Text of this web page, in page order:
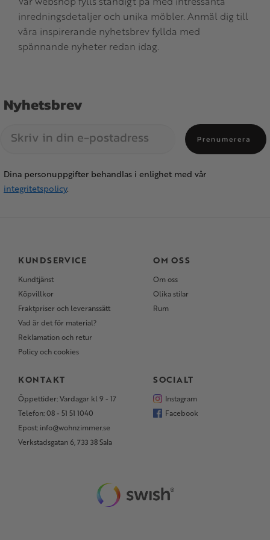
inredningsdetaljer och unika möbler. Anmäl dig till
våra inspirerande nyhetsbrev fyllda med
spännande nyheter redan idag.
Nyhetsbrev
Prenumerera
Dina personuppgifter behandlas i enlighet med vår
integritetspolicy.
KUNDSERVICE
Kundtjänst
Köpvillkor
Fraktpriser och leveranssätt
Vad är det för material?
Reklamation och retur
Policy och cookies
OM OSS
Om oss
Olika stilar
Rum
KONTAKT
Öppettider: Vardagar kl 9 - 17
Telefon: 08 - 51 51 1040
Epost: info@wohnzimmer.se
Verkstadsgatan 6, 733 38 Sala
SOCIALT
Instagram
Facebook